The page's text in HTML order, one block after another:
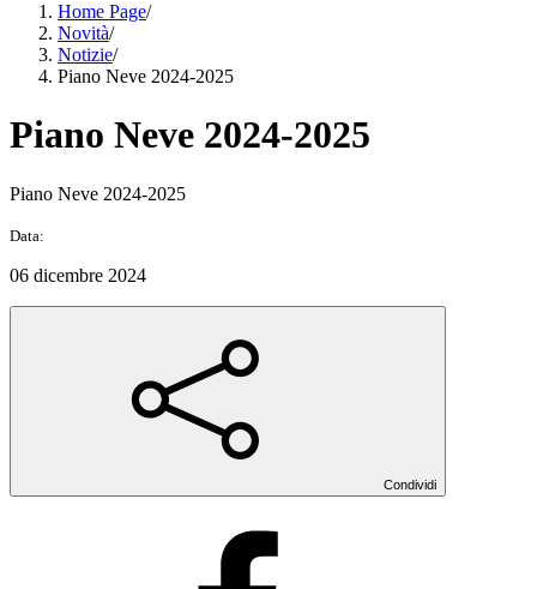
Home Page/
Novità/
Notizie/
Piano Neve 2024-2025
Piano Neve 2024-2025
Piano Neve 2024-2025
Data:
06 dicembre 2024
Condividi